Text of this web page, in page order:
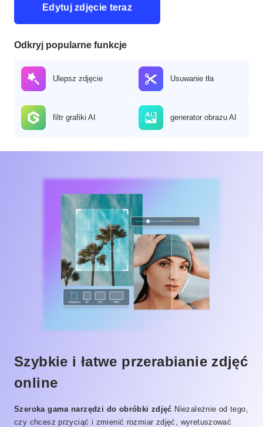
Edytuj zdjęcie teraz
Odkryj popularne funkcje
Ulepsz zdjęcie Usuwanie tła
filtr grafiki AI generator obrazu AI
Szybkie i łatwe przerabianie zdjęć
online
Szeroka gama narzędzi do obróbki zdjęć Niezależnie od tego,
czy chcesz przyciąć i zmienić rozmiar zdjęć, wyretuszować